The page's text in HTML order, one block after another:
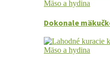
Mäso a hydina
Dokonale
Mäso a hydina